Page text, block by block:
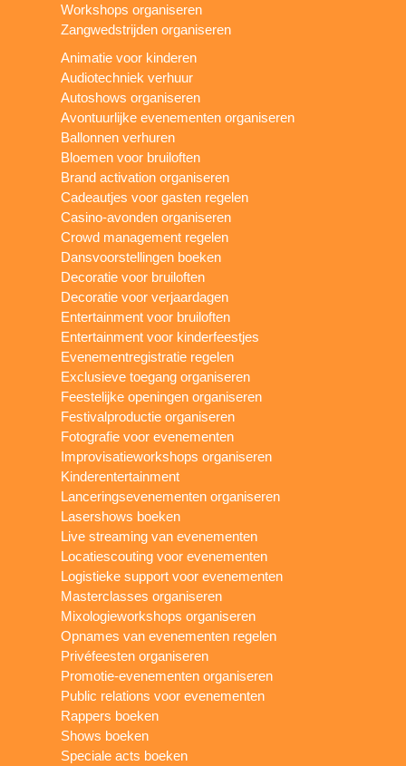
Workshops organiseren
Zangwedstrijden organiseren
Animatie voor kinderen
Audiotechniek verhuur
Autoshows organiseren
Avontuurlijke evenementen organiseren
Ballonnen verhuren
Bloemen voor bruiloften
Brand activation organiseren
Cadeautjes voor gasten regelen
Casino-avonden organiseren
Crowd management regelen
Dansvoorstellingen boeken
Decoratie voor bruiloften
Decoratie voor verjaardagen
Entertainment voor bruiloften
Entertainment voor kinderfeestjes
Evenementregistratie regelen
Exclusieve toegang organiseren
Feestelijke openingen organiseren
Festivalproductie organiseren
Fotografie voor evenementen
Improvisatieworkshops organiseren
Kinderentertainment
Lanceringsevenementen organiseren
Lasershows boeken
Live streaming van evenementen
Locatiescouting voor evenementen
Logistieke support voor evenementen
Masterclasses organiseren
Mixologieworkshops organiseren
Opnames van evenementen regelen
Privéfeesten organiseren
Promotie-evenementen organiseren
Public relations voor evenementen
Rappers boeken
Shows boeken
Speciale acts boeken